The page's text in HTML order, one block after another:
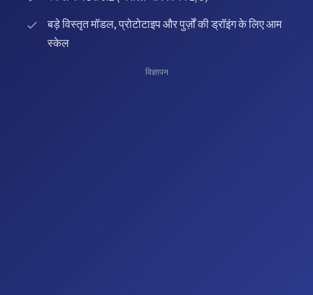
बड़े विस्तृत मॉडल, प्रोटोटाइप और पुर्ज़ों की ड्रॉइंग के लिए आम
स्केल
विज्ञापन